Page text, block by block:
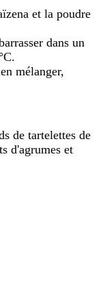
et la poudre
dans un
mélanger,
de tartelettes de
d'agrumes et